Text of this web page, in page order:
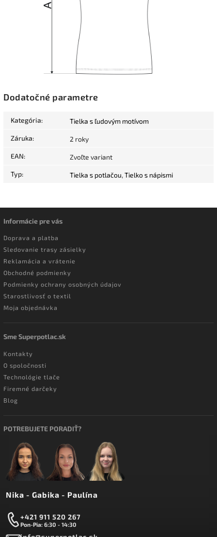
Dodatočné parametre
Kategória: Tielka s ľudovým motívom
Záruka: 2 roky
EAN: Zvoľte variant
Typ: Tielka s potlačou, Tielko s nápismi
Informácie pre vás
Doprava a platba
Sledovanie trasy zásielky
Reklamácia a vrátenie
Obchodné podmienky
Podmienky ochrany osobných údajov
Starostlivosť o textil
Moja objednávka
Sme Superpotlac.sk
Kontakty
O spoločnosti
Technológie tlače
Firemné darčeky
Blog
POTREBUJETE PORADIŤ?
Nika - Gabika - Paulína
+421 911 520 267
Pon-Pia: 6:30 - 14:30